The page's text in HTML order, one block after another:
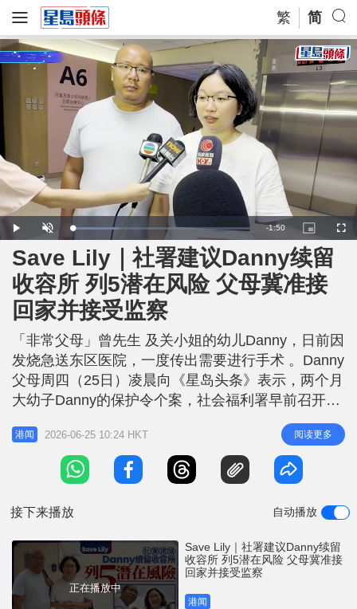
繁 简
P
l
y
U
n
u
t
L
o
d
d
:
2
.
1
8
R
m
n
n
-1:50
P
i
c
t
u
r
e
-
i
c
t
r
e
F
u
Save Lily｜社署建议Danny续留
收容所 列5潜在风险 父母冀准接
回家并接受监察
「非常父母」曾先生 及关小姐的幼儿Danny，日前因
发烧急送东区医院，一度传出需要进行手术 。Danny
父母周四（25日）凌晨向《星岛头条》表示，两个月
大幼子Danny的保护令个案，社会福利署早前召开多
专业个案会议（MDCC），会上建议法庭继续安排
Danny留在收容所，认为个案属高风险及已成立的疏
忽照顾。案件将于周五（26日）上午在西九龙裁判法
院少年法庭再讯。 专业会议确认个案涉五项潜在风
港闻 2026-06-25 10:24 HKT 阅读更多
接下来播放 自动播放
正在播放中
Save Lily｜社署建议Danny续留
收容所 列5潜在风险 父母冀准接
回家并接受监察
港闻